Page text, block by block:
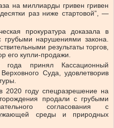
на миллиарды гривен гривен
раз ниже стартовой”, —
прокуратура доказала в
грубыми нарушениями закона.
результаты торгов,
его купли-продажи.
принял Кассационный
Суда, удовлетворив
2020 году спецразрешение на
продали с грубыми
согласования с
среды и природных